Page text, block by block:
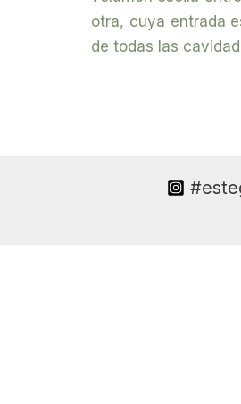
otra, cuya entrada
de todas las